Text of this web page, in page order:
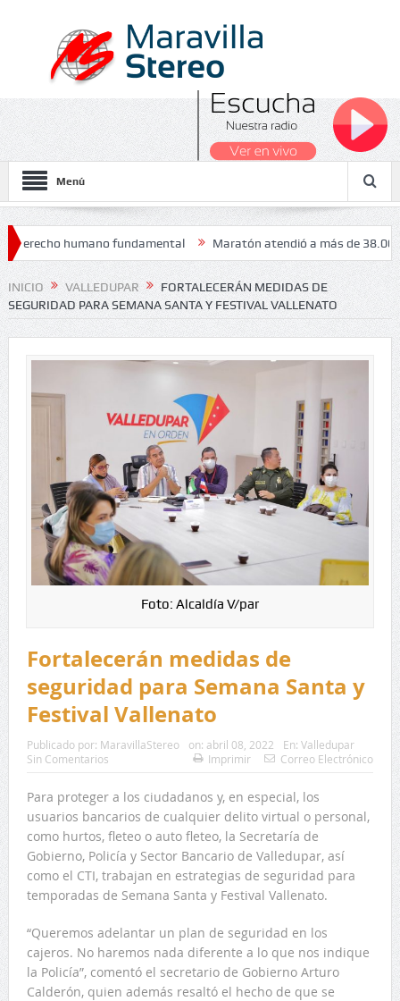
Menú
humano fundamental Maratón atendió a más de 38.000 jóvenes
INICIO VALLEDUPAR
FORTALECERÁN MEDIDAS DE
SEGURIDAD PARA SEMANA SANTA Y FESTIVAL VALLENATO
Foto: Alcaldía V/par
Fortalecerán medidas de
seguridad para Semana Santa y
Festival Vallenato
Publicado por: MaravillaStereo on: abril 08, 2022 En: Valledupar
Sin Comentarios
Imprimir Correo Electrónico
Para proteger a los ciudadanos y, en especial, los
usuarios bancarios de cualquier delito virtual o personal,
como hurtos, fleteo o auto fleteo, la Secretaría de
Gobierno, Policía y Sector Bancario de Valledupar, así
como el CTI, trabajan en estrategias de seguridad para
temporadas de Semana Santa y Festival Vallenato.
“Queremos adelantar un plan de seguridad en los
cajeros. No haremos nada diferente a lo que nos indique
la Policía”, comentó el secretario de Gobierno Arturo
Calderón, quien además resaltó el hecho de que se